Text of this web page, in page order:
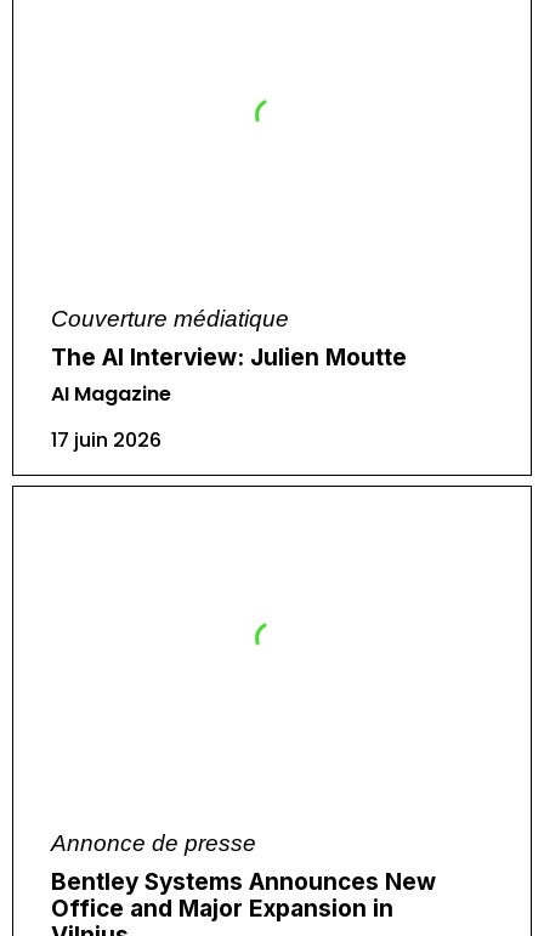
Couverture médiatique
The AI Interview: Julien Moutte
AI Magazine
17 juin 2026
Annonce de presse
Bentley Systems Announces New
Office and Major Expansion in